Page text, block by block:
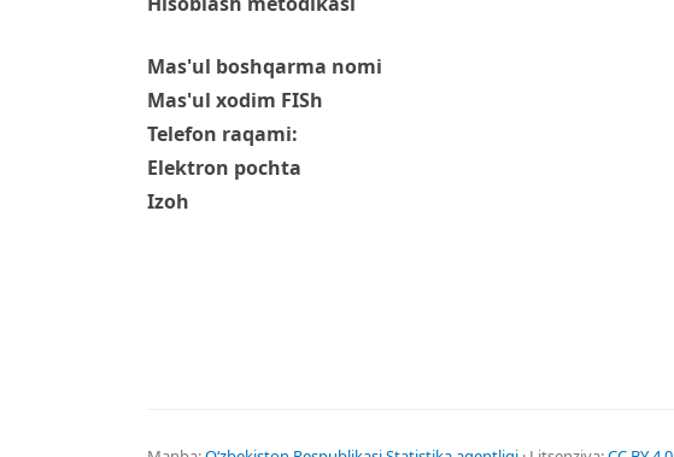
Mas'ul boshqarma nomi
Mas'ul xodim FISh
Telefon raqami:
Elektron pochta
Izoh